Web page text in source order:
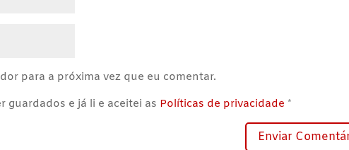
para a próxima vez que eu comentar.
guardados e já li e aceitei as Políticas de privacidade *